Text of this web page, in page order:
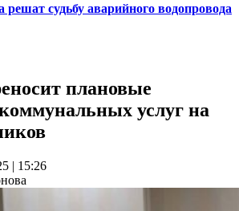
судьбу аварийного водопровода
плановые
услуг на
| 15:26